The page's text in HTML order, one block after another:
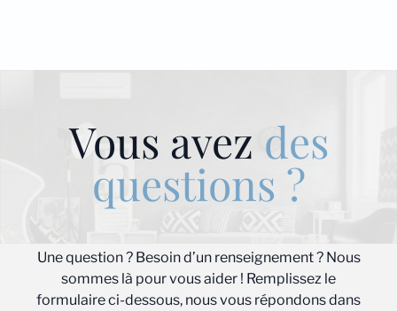
Vous avez des
questions ?
Une question ? Besoin d’un renseignement ? Nous
sommes là pour vous aider ! Remplissez le
formulaire ci-dessous, nous vous répondons dans